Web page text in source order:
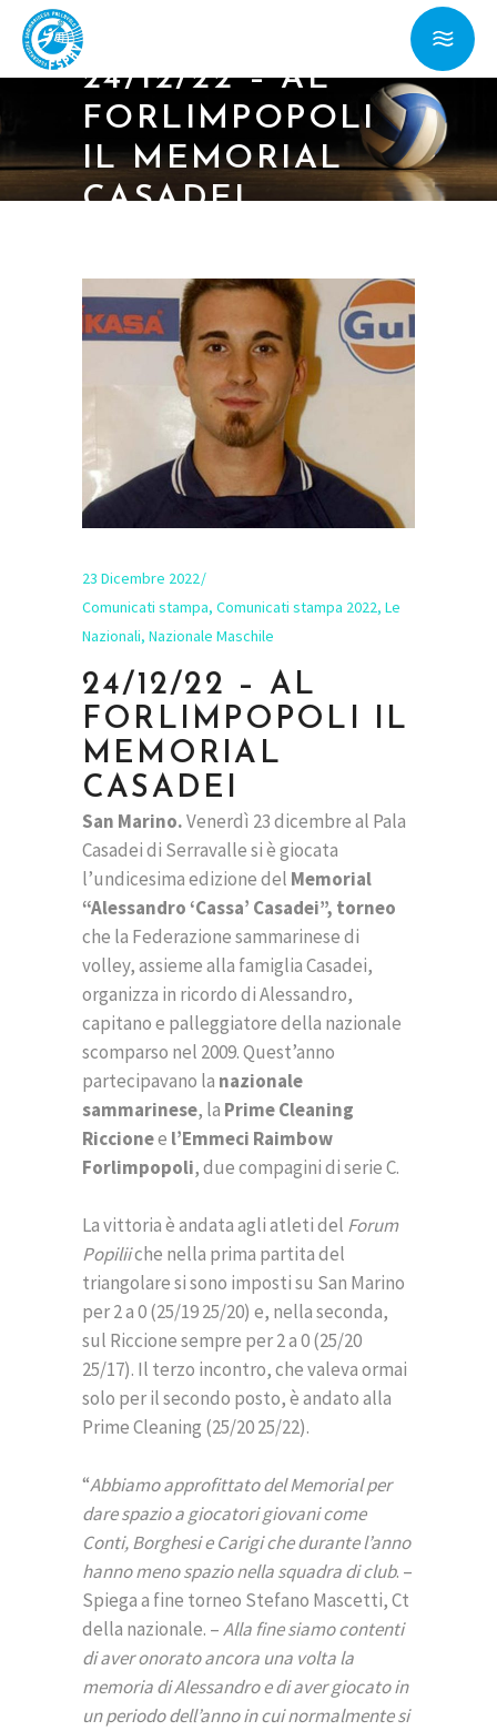
24/12/22 – AL
FORLIMPOPOLI
IL MEMORIAL
CASADEI
23 Dicembre 2022
Comunicati stampa, Comunicati stampa 2022, Le
Nazionali, Nazionale Maschile
24/12/22 – AL
FORLIMPOPOLI IL
MEMORIAL
CASADEI
San Marino.Venerdì 23 dicembre al Pala
Casadei di Serravalle si è giocata
l’undicesima edizione del Memorial
“Alessandro ‘Cassa’ Casadei”, torneo
che la Federazione sammarinese di
volley, assieme alla famiglia Casadei,
organizza in ricordo di Alessandro,
capitano e palleggiatore della nazionale
scomparso nel 2009. Quest’anno
partecipavano la nazionale
sammarinese, la Prime Cleaning
Riccionee l’Emmeci Raimbow
Forlimpopoli, due compagini di serie C.
La vittoria è andata agli atleti del Forum
Popiliiche nella prima partita del
triangolare si sono imposti su San Marino
per 2 a 0 (25/19 25/20) e, nella seconda,
sul Riccione sempre per 2 a 0 (25/20
25/17). Il terzo incontro, che valeva ormai
solo per il secondo posto, è andato alla
Prime Cleaning (25/20 25/22).
“Abbiamo approfittato del Memorial per
dare spazio a giocatori giovani come
Conti, Borghesi e Carigi che durante l’anno
hanno meno spazio nella squadra di club. –
Spiega a fine torneo Stefano Mascetti, Ct
della nazionale. –Alla fine siamo contenti
di aver onorato ancora una volta la
memoria di Alessandro e di aver giocato in
un periodo dell’anno in cui normalmente si